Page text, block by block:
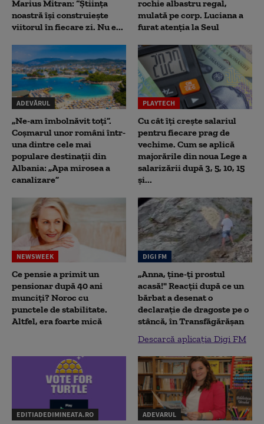
Marius Mitran: “Știința
noastră își construiește
viitorul în fiecare zi. Nu e...
rochie albastru regal,
mulată pe corp. Luciana a
furat atenția la Seul
ADEVĂRUL
„Ne-am îmbolnăvit toți”.
Coșmarul unor români într-
una dintre cele mai
populare destinații din
Albania: „Apa mirosea a
canalizare”
PLAYTECH
Cu cât îți crește salariul
pentru fiecare prag de
vechime. Cum se aplică
majorările din noua Lege a
salarizării după 3, 5, 10, 15
și...
NEWSWEEK
Ce pensie a primit un
pensionar după 40 ani
munciți? Noroc cu
punctele de stabilitate.
Altfel, era foarte mică
DIGI FM
„Anna, ţine-ţi prostul
acasă!" Reacţii după ce un
bărbat a desenat o
declaraţie de dragoste pe o
stâncă, în Transfăgărăşan
Descarcă aplicația Digi FM
EDITIADEDIMINEATA.RO ADEVARUL